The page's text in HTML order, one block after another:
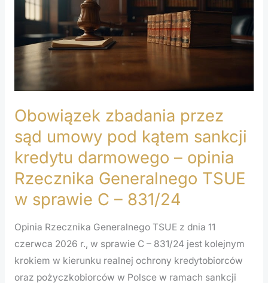
Obowiązek zbadania przez
sąd umowy pod kątem sankcji
kredytu darmowego – opinia
Rzecznika Generalnego TSUE
w sprawie C – 831/24
Opinia Rzecznika Generalnego TSUE z dnia 11
czerwca 2026 r., w sprawie C – 831/24 jest kolejnym
krokiem w kierunku realnej ochrony kredytobiorców
oraz pożyczkobiorców w Polsce w ramach sankcji
sąd
pod
kątem
sankcji
darmowego
–
opinia
Rzecznika
Generalnego
TSUE
sprawie
C
–